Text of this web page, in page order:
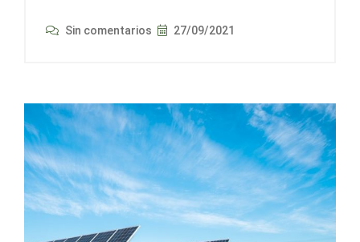
Sin comentarios 27/09/2021